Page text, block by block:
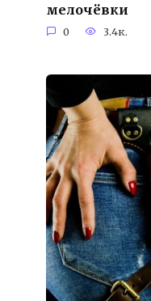
мелочёвки
0 3.4к.